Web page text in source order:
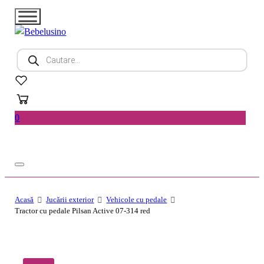
Products
search
0
Acasă Jucării exterior
Vehicole cu pedale
Tractor cu pedale Pilsan Active 07-314 red